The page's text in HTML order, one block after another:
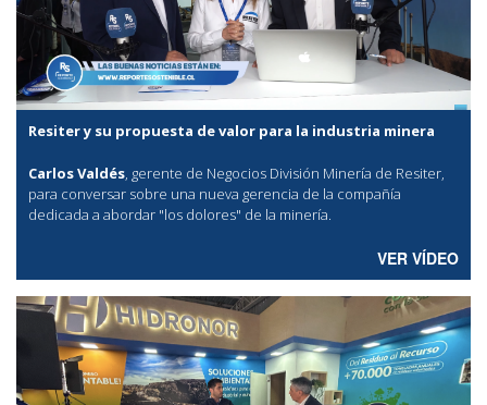
Resiter y su propuesta de valor para la industria minera
Carlos Valdés, gerente de Negocios División Minería de Resiter,
para conversar sobre una nueva gerencia de la compañía
dedicada a abordar "los dolores" de la minería.
VER VÍDEO